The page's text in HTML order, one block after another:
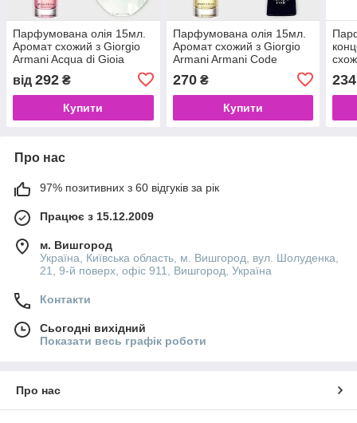
Парфумована олія 15мл.
Аромат схожий з Giorgio
Armani Acqua di Gioia
від 292 ₴
Купити
Парфумована олія 15мл.
Аромат схожий з Giorgio
Armani Armani Code
270₴
Купити
234
Про нас
97% позитивних з 60 відгуків за рік
Працює з 15.12.2009
м. Вишгород
Україна, Київська область, м. Вишгород, вул. Шолуденка,
21, 9-й поверх, офіс 911, Вишгород, Україна
Контакти
Сьогодні вихідний
Показати весь графік роботи
Про нас